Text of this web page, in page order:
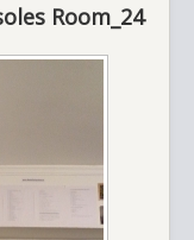
Room_24